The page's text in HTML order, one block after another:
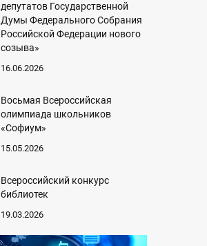
депутатов Государственной
Думы Федерального Собрания
Российской Федерации нового
созыва»
16.06.2026
Восьмая Всероссийская
олимпиада школьников
«Софиум»
15.05.2026
Всероссийский конкурс
библиотек
19.03.2026